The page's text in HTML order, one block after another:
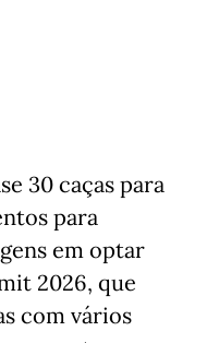
30 caças para
para
em optar
2026, que
com vários